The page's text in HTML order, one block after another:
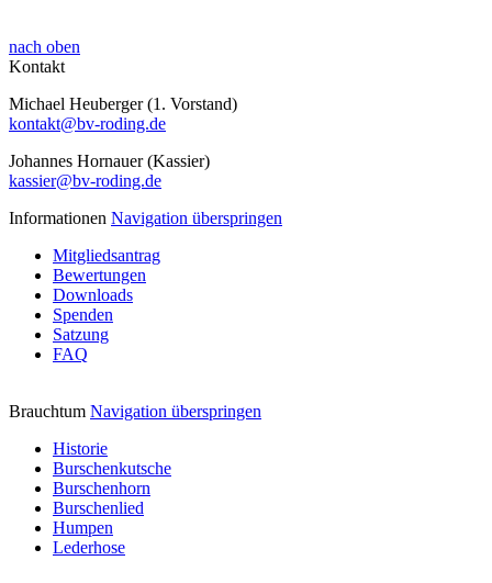
nach oben
Kontakt
Michael Heuberger (1. Vorstand)
kontakt@bv-roding.de
Johannes Hornauer (Kassier)
kassier@bv-roding.de
Informationen Navigation überspringen
Mitgliedsantrag
Bewertungen
Downloads
Spenden
Satzung
FAQ
Brauchtum Navigation überspringen
Historie
Burschenkutsche
Burschenhorn
Burschenlied
Humpen
Lederhose